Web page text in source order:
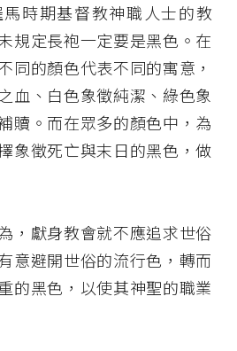
時期基督教神職人士的教
規定長袍一定要是黑色。在
同的顏色代表不同的寓意，
血、白色象徵純潔、綠色象
贖。而在眾多的顏色中，為
象徵死亡與末日的黑色，做
，獻身教會就不應追求世俗
意避開世俗的流行色，轉而
的黑色，以使其神聖的職業